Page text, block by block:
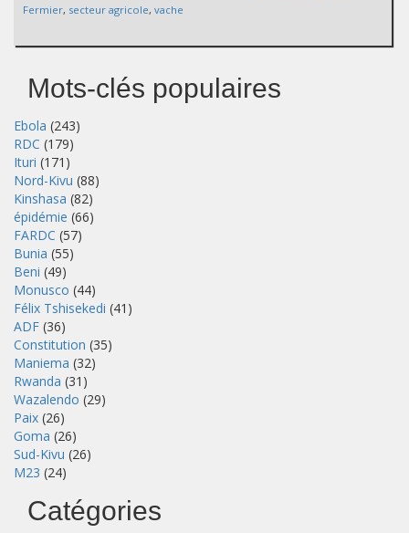
Fermier, secteur agricole, vache
Mots-clés populaires
Ebola (243)
RDC (179)
Ituri (171)
Nord-Kivu (88)
Kinshasa (82)
épidémie (66)
FARDC (57)
Bunia (55)
Beni (49)
Monusco (44)
Félix Tshisekedi (41)
ADF (36)
Constitution (35)
Maniema (32)
Rwanda (31)
Wazalendo (29)
Paix (26)
Goma (26)
Sud-Kivu (26)
M23 (24)
Catégories